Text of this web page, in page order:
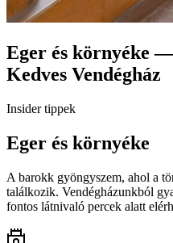
Eger és környéke
Kedves Vendégház
Insider tippek
Eger és környéke
A barokk gyöngyszem, ahol a
találkozik. Vendégházunkból
fontos látnivaló percek alatt